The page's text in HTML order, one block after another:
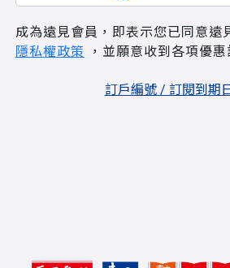
成為遠見會員，即表示您已同意遠
隱私權政策 ，並願意收到各項優惠
訂戶編號 / 訂閱到期